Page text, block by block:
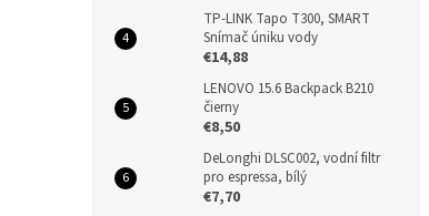
TP-LINK Tapo T300, SMART
Snímač úniku vody
€14,88
LENOVO 15.6 Backpack B210
čierny
€8,50
DeLonghi DLSC002, vodní filtr
pro espressa, bílý
€7,70